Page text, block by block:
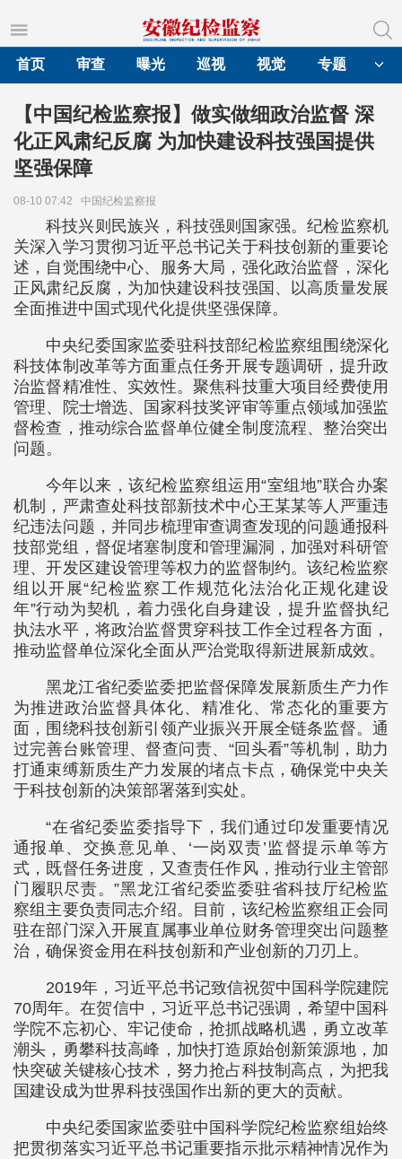
首页
审查 曝光 巡视 视觉 专题
【中国纪检监察报】做实做细政治监督 深
化正风肃纪反腐 为加快建设科技强国提供
坚强保障
08-10 07:42 中国纪检监察报
科技兴则民族兴，科技强则国家强。纪检监察机
关深入学习贯彻习近平总书记关于科技创新的重要论
述，自觉围绕中心、服务大局，强化政治监督，深化
正风肃纪反腐，为加快建设科技强国、以高质量发展
全面推进中国式现代化提供坚强保障。
中央纪委国家监委驻科技部纪检监察组围绕深化
科技体制改革等方面重点任务开展专题调研，提升政
治监督精准性、实效性。聚焦科技重大项目经费使用
管理、院士增选、国家科技奖评审等重点领域加强监
督检查，推动综合监督单位健全制度流程、整治突出
问题。
今年以来，该纪检监察组运用“室组地”联合办案
机制，严肃查处科技部新技术中心王某某等人严重违
纪违法问题，并同步梳理审查调查发现的问题通报科
技部党组，督促堵塞制度和管理漏洞，加强对科研管
理、开发区建设管理等权力的监督制约。该纪检监察
组以开展“纪检监察工作规范化法治化正规化建设
年”行动为契机，着力强化自身建设，提升监督执纪
执法水平，将政治监督贯穿科技工作全过程各方面，
推动监督单位深化全面从严治党取得新进展新成效。
黑龙江省纪委监委把监督保障发展新质生产力作
为推进政治监督具体化、精准化、常态化的重要方
面，围绕科技创新引领产业振兴开展全链条监督。通
过完善台账管理、督查问责、“回头看”等机制，助力
打通束缚新质生产力发展的堵点卡点，确保党中央关
于科技创新的决策部署落到实处。
“在省纪委监委指导下，我们通过印发重要情况
通报单、交换意见单、‘一岗双责’监督提示单等方
式，既督任务进度，又查责任作风，推动行业主管部
门履职尽责。”黑龙江省纪委监委驻省科技厅纪检监
察组主要负责同志介绍。目前，该纪检监察组正会同
驻在部门深入开展直属事业单位财务管理突出问题整
治，确保资金用在科技创新和产业创新的刀刃上。
2019年，习近平总书记致信祝贺中国科学院建院
70周年。在贺信中，习近平总书记强调，希望中国科
学院不忘初心、牢记使命，抢抓战略机遇，勇立改革
潮头，勇攀科技高峰，加快打造原始创新策源地，加
快突破关键核心技术，努力抢占科技制高点，为把我
国建设成为世界科技强国作出新的更大的贡献。
中央纪委国家监委驻中国科学院纪检监察组始终
把贯彻落实习近平总书记重要指示批示精神情况作为